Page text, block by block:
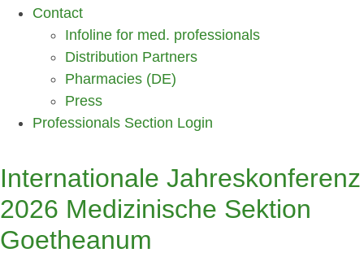
Contact
Infoline for med. professionals
Distribution Partners
Pharmacies (DE)
Press
Professionals Section Login
Internationale Jahreskonferenz
2026 Medizinische Sektion
Goetheanum